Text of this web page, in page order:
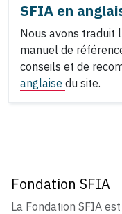
SFIA en
Nous avons traduit
manuel de
conseils et de
anglaise du site.
Fondation SFIA
La Fondation SFIA